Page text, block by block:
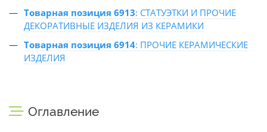
Товарная позиция 6913: СТАТУЭТКИ И ПРОЧИЕ
ДЕКОРАТИВНЫЕ ИЗДЕЛИЯ ИЗ КЕРАМИКИ
Товарная позиция 6914: ПРОЧИЕ КЕРАМИЧЕСКИЕ
ИЗДЕЛИЯ
Оглавление